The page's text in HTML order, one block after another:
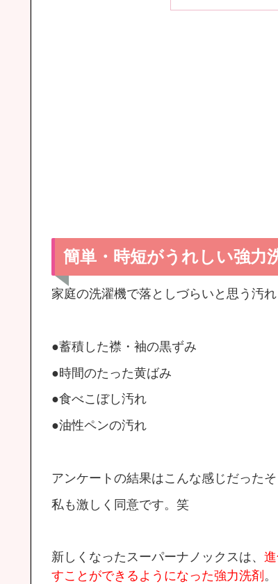
簡単・時短がうれしい強力
家庭の洗濯機で落としづらいと思う汚
●蓄積した襟・袖の黒ずみ
●時間のたった黄ばみ
●食べこぼし汚れ
●油性ペンの汚れ
アンケートの結果はこんな感じだったそ
私も激しく同意です。笑
新しくなったスーパーナノックスは、
すことができるようになった強力洗剤 。